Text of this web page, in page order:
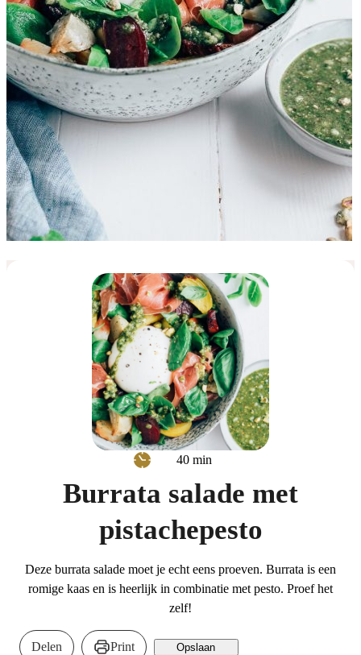
40minuten
min
Burrata salade met
pistachepesto
Deze burrata salade moet je echt eens proeven. Burrata is een
romige kaas en is heerlijk in combinatie met pesto. Proef het
zelf!
Delen Print Opslaan